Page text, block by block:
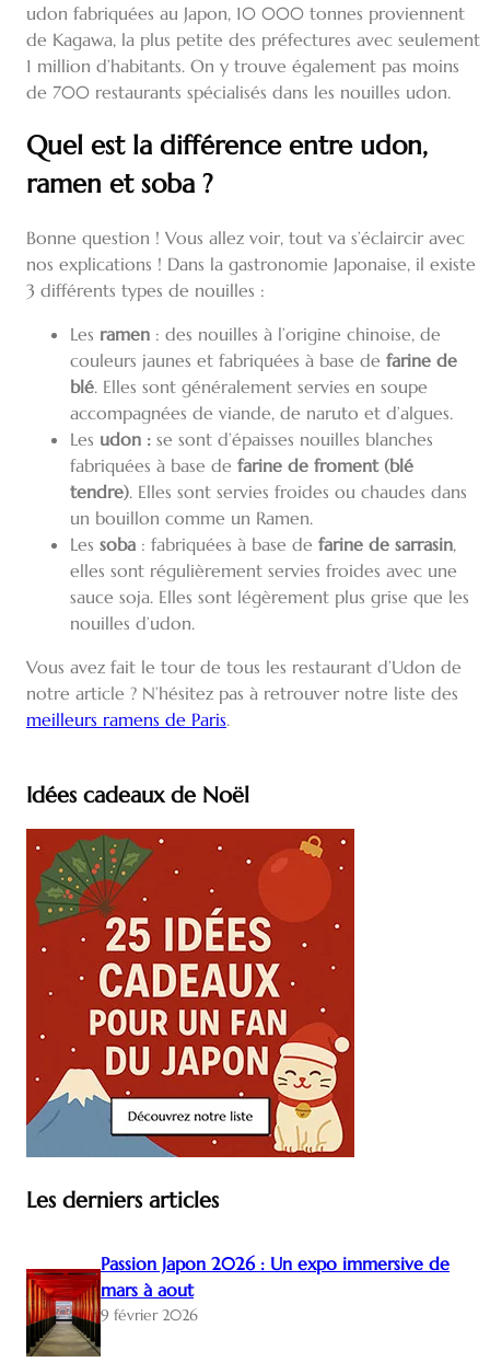
Idées cadeaux de Noël
Les derniers articles
Passion Japon 2026 : Un expo immersive de
mars à aout
9 février 2026
udon fabriquées au Japon, 10 000 tonnes proviennent
de Kagawa, la plus petite des préfectures avec seulement
1 million d’habitants. On y trouve également pas moins
de 700 restaurants spécialisés dans les nouilles udon.
Quel est la différence entre udon,
ramen et soba ?
Bonne question ! Vous allez voir, tout va s’éclaircir avec
nos explications ! Dans la gastronomie Japonaise, il existe
3 différents types de nouilles :
Les ramen : des nouilles à l’origine chinoise, de
couleurs jaunes et fabriquées à base de farine de
blé. Elles sont généralement servies en soupe
accompagnées de viande, de naruto et d’algues.
Les udon : se sont d’épaisses nouilles blanches
fabriquées à base de farine de froment (blé
tendre). Elles sont servies froides ou chaudes dans
un bouillon comme un Ramen.
Les soba : fabriquées à base de farine de sarrasin,
elles sont régulièrement servies froides avec une
sauce soja. Elles sont légèrement plus grise que les
nouilles d’udon.
Vous avez fait le tour de tous les restaurant d’Udon de
notre article ? N’hésitez pas à retrouver notre liste des
meilleurs ramens de Paris.